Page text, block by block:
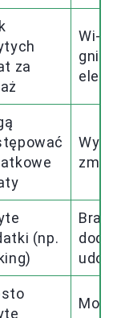
za
Wi-
(np.
Brak